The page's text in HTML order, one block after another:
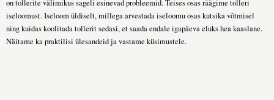
on tollerite välimikus sageli esinevad probleemid. Teises osas räägime tolleri
iseloomust. Iseloom üldiselt, millega arvestada iseloomu osas kutsika võtmisel
ning kuidas koolitada tollerit sedasi, et saada endale igapäeva eluks hea kaaslane.
Näitame ka praktilisi ülesandeid ja vastame küsimustele.